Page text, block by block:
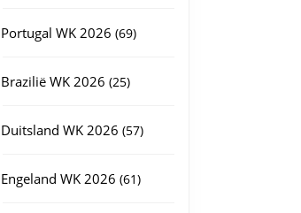
Portugal WK 2026 6969
Brazilië WK 2026 2525
Duitsland WK 2026 5757
Engeland WK 2026 6161